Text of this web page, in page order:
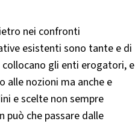
nei confronti
esistenti sono tante e di
gli enti erogatori, e
alle nozioni ma anche e
e scelte non sempre
può che passare dalle